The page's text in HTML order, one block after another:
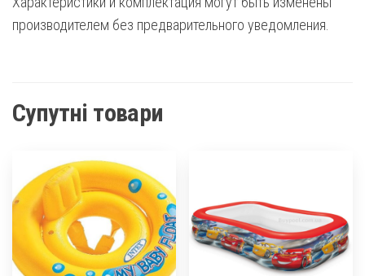
производителем без предварительного уведомления.
Супутні товари